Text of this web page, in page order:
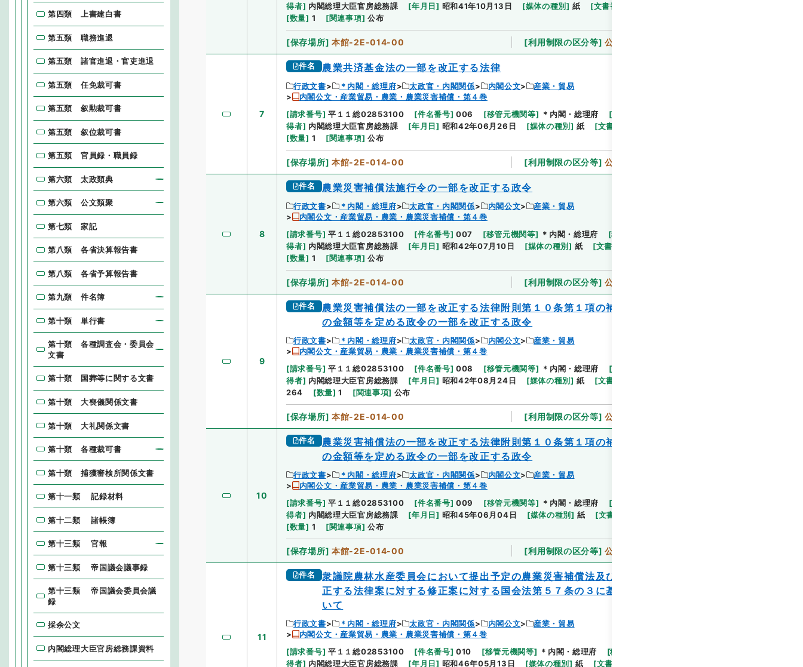
得者] 内閣総理大臣官房総務課 [年月日] 昭和41年10月13日 [媒体の種別] 紙 [文書番号
[数量] 1 [関連事項] 公布
[保存場所] 本館-2E-014-00 [利用制限の区分等] 公開
7
件名 農業共済基金法の一部を改正する法律
行政文書 ＊内閣・総理府 太政官・内閣関係 内閣公文
産業・貿易
内閣公文・産業貿易・農業・農業災害補償・第４巻
[請求番号] 平１１総02853100 [件名番号] 006 [移管元機関等] ＊内閣・総理府 [
得者] 内閣総理大臣官房総務課 [年月日] 昭和42年06月26日 [媒体の種別] 紙 [文書番号
[数量] 1 [関連事項] 公布
[保存場所] 本館-2E-014-00 [利用制限の区分等] 公開
8
件名 農業災害補償法施行令の一部を改正する政令
行政文書 ＊内閣・総理府 太政官・内閣関係 内閣公文
産業・貿易
内閣公文・産業貿易・農業・農業災害補償・第４巻
[請求番号] 平１１総02853100 [件名番号] 007 [移管元機関等] ＊内閣・総理府 [移管等年度
得者] 内閣総理大臣官房総務課 [年月日] 昭和42年07月10日 [媒体の種別] 紙 [文書番号
[数量] 1 [関連事項] 公布
[保存場所] 本館-2E-014-00 [利用制限の区分等] 公開
9
件名
農業災害補償法の一部を改正する法律附則第１０条第１項の補助金に係る組合等及びそ
の金額等を定める政令の一部を改正する政令
行政文書 ＊内閣・総理府 太政官・内閣関係 内閣公文
産業・貿易
内閣公文・産業貿易・農業・農業災害補償・第４巻
[請求番号] 平１１総02853100 [件名番号] 008 [移管元機関等] ＊内閣・総理府 [
得者] 内閣総理大臣官房総務課 [年月日] 昭和42年08月24日 [媒体の種別] 紙 [文書番号
264
[数量] 1 [関連事項] 公布
[保存場所] 本館-2E-014-00 [利用制限の区分等] 公開
10
件名
農業災害補償法の一部を改正する法律附則第１０条第１項の補助金に係る組合等及びそ
の金額等を定める政令の一部を改正する政令
行政文書 ＊内閣・総理府 太政官・内閣関係 内閣公文
産業・貿易
内閣公文・産業貿易・農業・農業災害補償・第４巻
[請求番号] 平１１総02853100 [件名番号] 009 [移管元機関等] ＊内閣・総理府 [
得者] 内閣総理大臣官房総務課 [年月日] 昭和45年06月04日 [媒体の種別] 紙 [文書番号
[数量] 1 [関連事項] 公布
[保存場所] 本館-2E-014-00 [利用制限の区分等] 公開
11
件名
衆議院農林水産委員会において提出予定の農業災害補償法及び農業共済基金の一部を改
正する法律案に対する修正案に対する国会法第５７条の３に基づく内閣の意見要旨につ
いて
行政文書 ＊内閣・総理府 太政官・内閣関係 内閣公文
産業・貿易
内閣公文・産業貿易・農業・農業災害補償・第４巻
[請求番号] 平１１総02853100 [件名番号] 010 [移管元機関等] ＊内閣・総理府 [移管等年度
得者] 内閣総理大臣官房総務課 [年月日] 昭和46年05月13日 [媒体の種別] 紙 [文書番号
第四類 上書建白書
第五類 職務進退
第五類 諸官進退・官吏進退
第五類 任免裁可書
第五類 叙勲裁可書
第五類 叙位裁可書
第五類 官員録・職員録
第六類 太政類典
第六類 公文類聚
第七類 家記
第八類 各省決算報告書
第八類 各省予算報告書
第九類 件名簿
第十類 単行書
第十類 各種調査会・委員会
文書
第十類 国葬等に関する文書
第十類 大喪儀関係文書
第十類 大礼関係文書
第十類 各種裁可書
第十類 捕獲審検所関係文書
第十一類 記録材料
第十二類 諸帳簿
第十三類 官報
第十三類 帝国議会議事録
第十三類 帝国議会委員会議
録
採余公文
内閣総理大臣官房総務課資料